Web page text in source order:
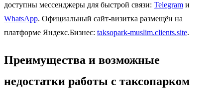
доступны мессенджеры для быстрой связи: Telegram и
WhatsApp. Официальный сайт-визитка размещён на
платформе Яндекс.Бизнес: taksopark-muslim.clients.site.
Преимущества и возможные
недостатки работы с таксопарком